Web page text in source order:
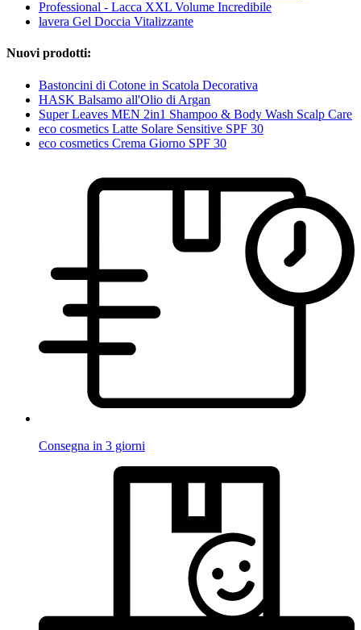
Professional - Lacca XXL Volume Incredibile
lavera Gel Doccia Vitalizzante
Nuovi prodotti:
Bastoncini di Cotone in Scatola Decorativa
HASK Balsamo all'Olio di Argan
Super Leaves MEN 2in1 Shampoo & Body Wash Scalp Care
eco cosmetics Latte Solare Sensitive SPF 30
eco cosmetics Crema Giorno SPF 30
Consegna in 3 giorni